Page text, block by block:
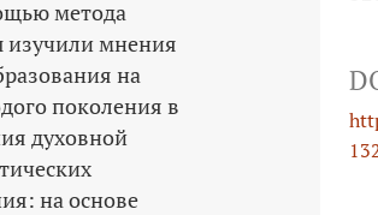
метода
изучили мнения
на
поколения в
духовной
на основе